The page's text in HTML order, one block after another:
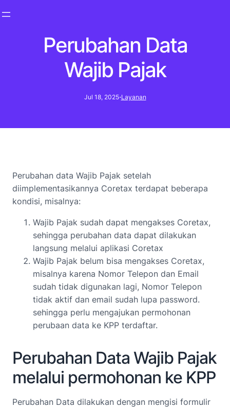
Perubahan Data
Wajib Pajak
Jul 18, 2025·Layanan
Perubahan data Wajib Pajak setelah
diimplementasikannya Coretax terdapat beberapa
kondisi, misalnya:
Wajib Pajak sudah dapat mengakses Coretax,
sehingga perubahan data dapat dilakukan
langsung melalui aplikasi Coretax
Wajib Pajak belum bisa mengakses Coretax,
misalnya karena Nomor Telepon dan Email
sudah tidak digunakan lagi, Nomor Telepon
tidak aktif dan email sudah lupa password.
sehingga perlu mengajukan permohonan
perubaan data ke KPP terdaftar.
Perubahan Data Wajib Pajak
melalui permohonan ke KPP
Perubahan Data dilakukan dengan mengisi formulir